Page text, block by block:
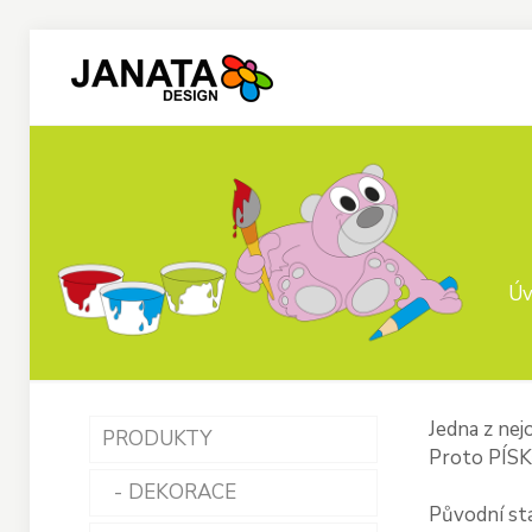
Jedna z
Proto
Původní
PRODUKTY
DEKORACE